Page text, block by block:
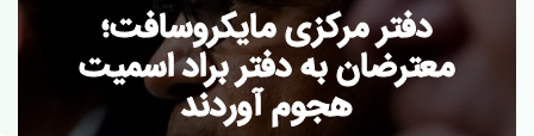
دفتر مرکزی مایکروسافت؛
معترضان به دفتر براد اسمیت
هجوم آوردند